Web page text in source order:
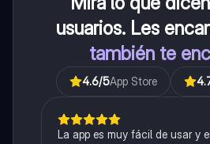
usuarios. Les
también te
4.6/5App Store
La app es muy fácil de usar y